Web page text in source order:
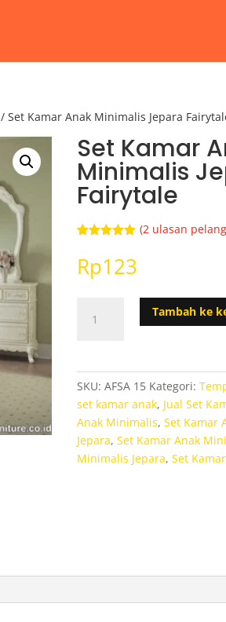
/ Set Kamar Anak Minimalis Jepara
Set Kamar
Minimalis
Fairytale
berdasarka
penilaian
(2 ulasan
Rp123
Jepara
Fairytale
Tambah ke
SKU:AFSA 15 Kategori:
set kamar anak, Jual Set
Anak Minimalis,Set Kamar
Jepara,Set Kamar Anak
Minimalis Jepara,Set